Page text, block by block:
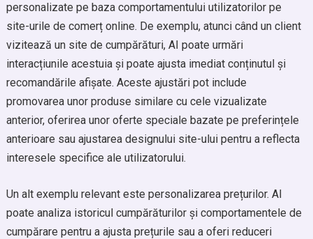
personalizate pe baza comportamentului utilizatorilor pe
site-urile de comerț online. De exemplu, atunci când un client
vizitează un site de cumpărături, AI poate urmări
interacțiunile acestuia și poate ajusta imediat conținutul și
recomandările afișate. Aceste ajustări pot include
promovarea unor produse similare cu cele vizualizate
anterior, oferirea unor oferte speciale bazate pe preferințele
anterioare sau ajustarea designului site-ului pentru a reflecta
interesele specifice ale utilizatorului.
Un alt exemplu relevant este personalizarea prețurilor. AI
poate analiza istoricul cumpărăturilor și comportamentele de
cumpărare pentru a ajusta prețurile sau a oferi reduceri